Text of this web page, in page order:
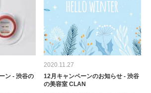
ン - 渋谷の
2020.11.27
12月キャンペーンのお知らせ - 渋谷
の美容室 CLAN